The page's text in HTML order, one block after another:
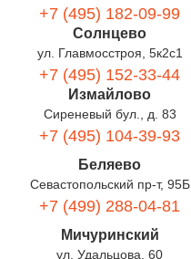
+7 (495) 182-09-99
Солнцево
ул. Главмосстроя, 5к2с1
+7 (495) 152-33-44
Измайлово
Сиреневый бул., д. 83
+7 (495) 104-39-93
Беляево
Севастопольский пр-т, 95Б
+7 (499) 288-04-81
Мичуринский
ул. Удальцова, 60